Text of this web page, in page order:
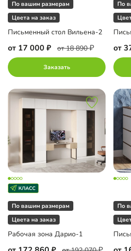
По вашим размерам
Цвета на заказ
Письменный стол Вильена-2
от 17 000 от 18 890
Заказать
По
от
По вашим размерам
Цвета на заказ
Рабочая зона Дарио-1
По